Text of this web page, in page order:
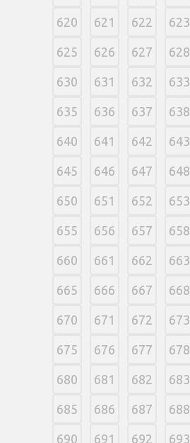
620 621 622 623
625 626 627 628
630 631 632 633
635 636 637 638
640 641 642 643
645 646 647 648
650 651 652 653
655 656 657 658
660 661 662 663
665 666 667 668
670 671 672 673
675 676 677 678
680 681 682 683
685 686 687 688
690 691 692 693